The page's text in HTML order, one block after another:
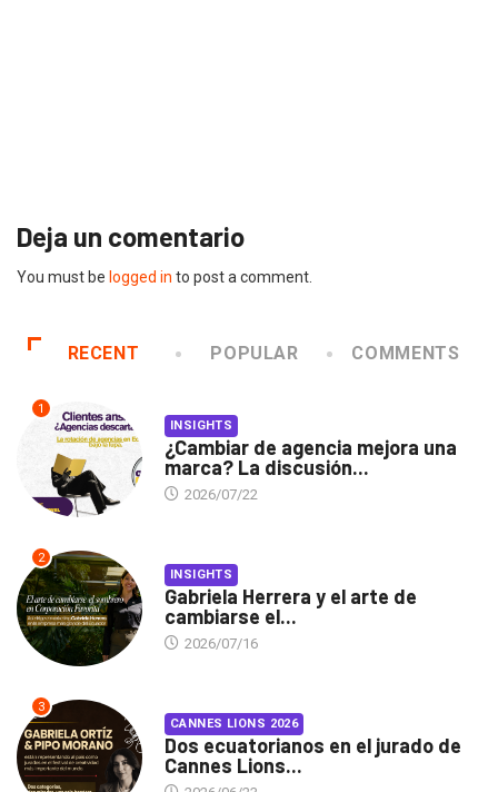
Deja un comentario
You must be logged in to post a comment.
RECENT POPULAR COMMENTS
1
INSIGHTS
¿Cambiar de agencia mejora una
marca? La discusión...
2026/07/22
2
INSIGHTS
Gabriela Herrera y el arte de
cambiarse el...
2026/07/16
3
CANNES LIONS 2026
Dos ecuatorianos en el jurado de
Cannes Lions...